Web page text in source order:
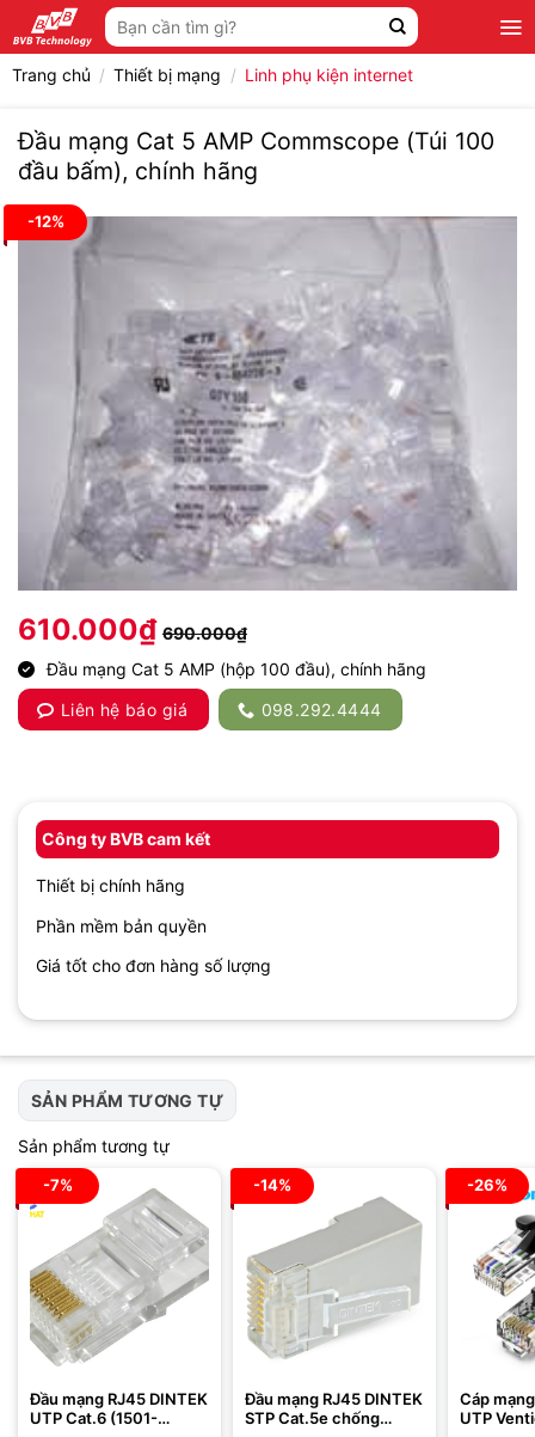
qua
nội
Tìm
kiếm:
Trang chủ / Thiết bị mạng / Linh phụ kiện internet
Đầu mạng Cat 5 AMP Commscope (Túi 100
đầu bấm), chính hãng
-12%
610.000₫ 690.000₫
Đầu mạng Cat 5 AMP (hộp 100 đầu), chính hãng
Liên hệ báo giá
098.292.4444
Công ty BVB cam kết
Thiết bị chính hãng
Phần mềm bản quyền
Giá tốt cho đơn hàng số lượng
SẢN PHẨM TƯƠNG TỰ
Sản phẩm tương tự
-7%
Đầu mạng RJ45 DINTEK
UTP Cat.6 (1501-
-14%
Đầu mạng RJ45 DINTEK
STP Cat.5e chống
-26%
Cáp
UTP